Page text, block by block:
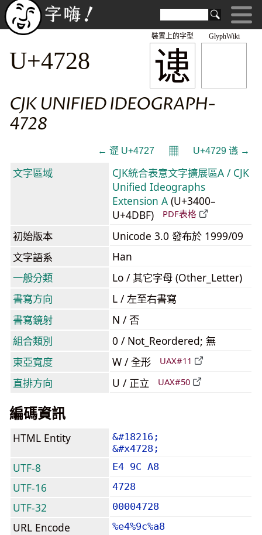
GlyphWiki
䜨
裝置上的字型
U+4728
CJK UNIFIED IDEOGRAPH-
4728
← 䜧 U+4727 𝄜 U+4729 䜩 →
文字區域
CJK統合表意文字擴展區A / CJK
Unified Ideographs
Extension A (U+3400–
U+4DBF)
PDF表格
初始版本
Unicode 3.0 發布於 1999/09
文字語系
Han
一般分類
Lo / 其它字母 (Other_Letter)
書寫方向
L / 左至右書寫
書寫鏡射
N / 否
組合類別
0 / Not_Reordered; 無
東亞寬度
W / 全形 UAX#11
直排方向 U / 正立 UAX#50
編碼資訊
HTML Entity
&#18216;
&#x4728;
UTF-8 E4 9C A8
UTF-16 4728
UTF-32 00004728
URL Encode %e4%9c%a8